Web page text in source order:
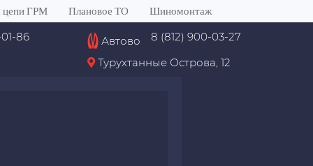
цепи ГРМ Плановое ТО Шиномонтаж
86
Автово
8 (812) 900-03-27
Турухтанные Острова, 12